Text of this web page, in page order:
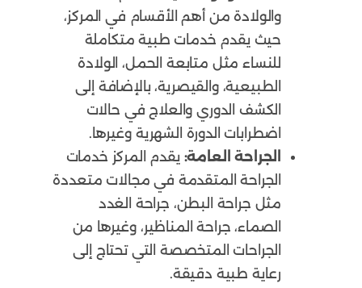
والولادة من أهم الأقسام في المركز،
حيث يقدم خدمات طبية متكاملة
للنساء مثل متابعة الحمل، الولادة
الطبيعية، والقيصرية، بالإضافة إلى
الكشف الدوري والعلاج في حالات
اضطرابات الدورة الشهرية وغيرها.
الجراحة العامة: يقدم المركز خدمات
الجراحة المتقدمة في مجالات متعددة
مثل جراحة البطن، جراحة الغدد
الصماء، جراحة المناظير، وغيرها من
الجراحات المتخصصة التي تحتاج إلى
رعاية طبية دقيقة.